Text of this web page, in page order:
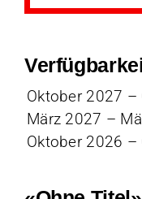
Oktober 2027 –
März 2027 –
Oktober 2026 –